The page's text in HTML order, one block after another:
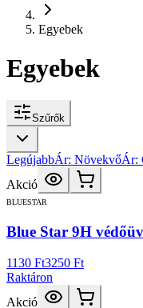
Egyebek
Egyebek
Szűrők
LegújabbÁr: NövekvőÁr:
Akció
BLUESTAR
Blue Star 9H
1130 Ft3250 Ft
Raktáron
Akció